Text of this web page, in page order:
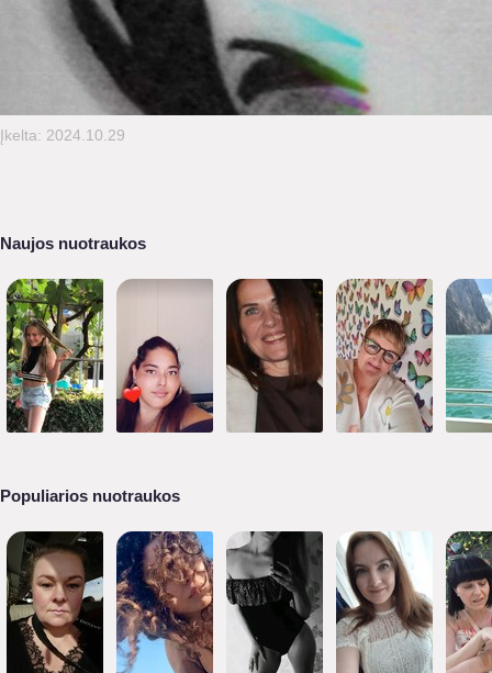
Įkelta: 2024.10.29
Naujos nuotraukos
Populiarios nuotraukos